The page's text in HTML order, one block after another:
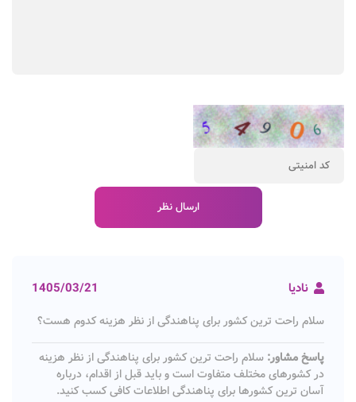
نادیا 1405/03/21
سلام راحت ترین کشور برای پناهندگی از نظر هزینه کدوم هست؟
پاسخ مشاور: سلام راحت ترین کشور برای پناهندگی از نظر هزینه
در کشورهای مختلف متفاوت است و باید قبل از اقدام، درباره
آسان‌ ترین کشورها برای پناهندگی اطلاعات کافی کسب کنید.